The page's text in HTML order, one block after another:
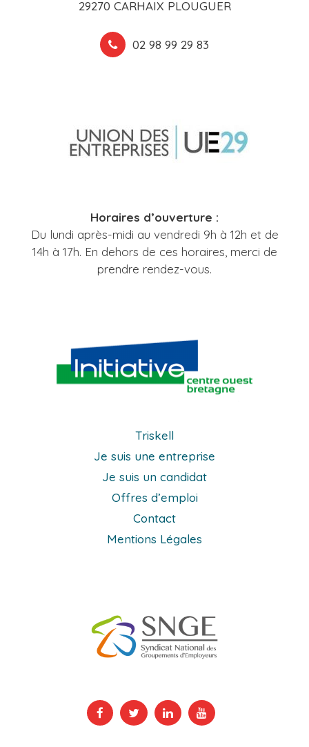
29270 CARHAIX PLOUGUER
02 98 99 29 83
Horaires d’ouverture :
Du lundi après-midi au vendredi 9h à 12h et de
14h à 17h. En dehors de ces horaires, merci de
prendre rendez-vous.
Triskell
Je suis une entreprise
Je suis un candidat
Offres d’emploi
Contact
Mentions Légales